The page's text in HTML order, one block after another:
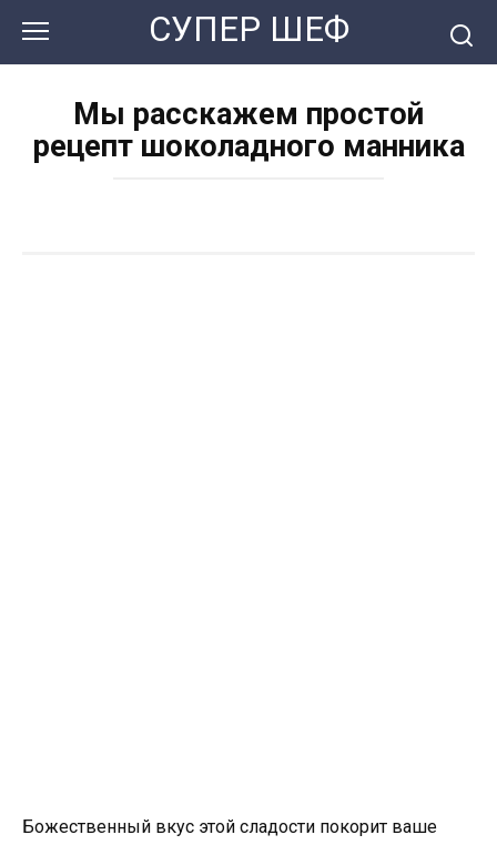
контенту
СУПЕР ШЕФ
Мы расскажем простой
рецепт шоколадного манника
Божественный вкус этой сладости покорит ваше